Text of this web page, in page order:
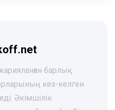
барлық
кез-келген
Әкімшілік